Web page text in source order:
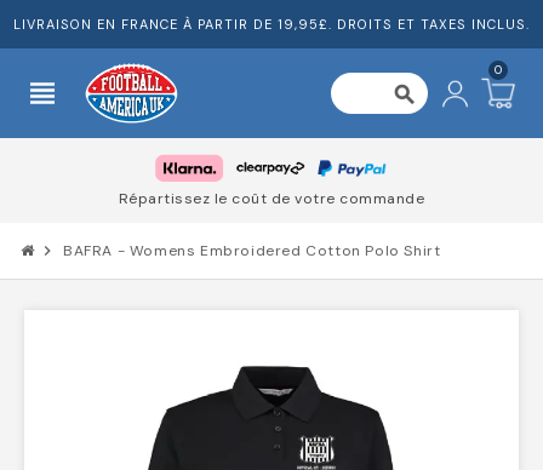
LIVRAISON EN FRANCE À PARTIR DE 19,95£. DROITS ET TAXES INCLUS.
view_headline search
0
Répartissez le coût de votre commande
chevron_right BAFRA - Womens Embroidered Cotton Polo Shirt